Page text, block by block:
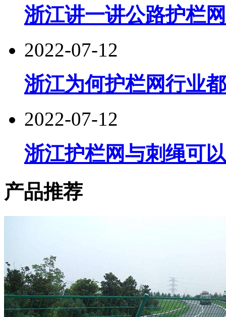
浙江讲一讲公路护栏
2022-07-12
浙江为何护栏网行业
2022-07-12
浙江护栏网与刺绳可
产品推荐